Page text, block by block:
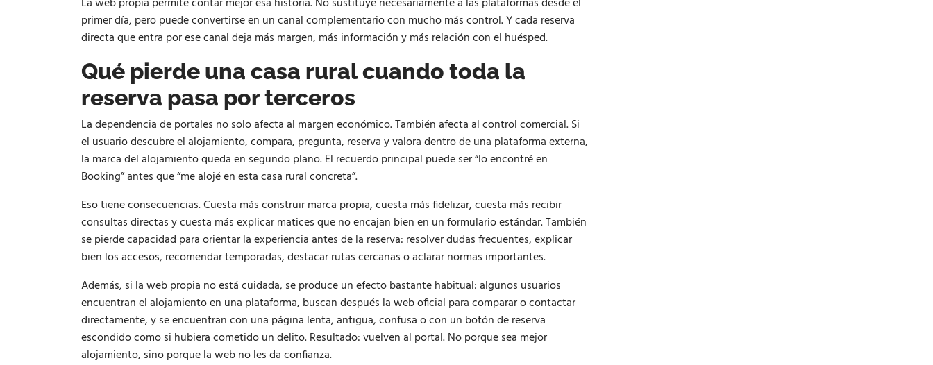
primer día, pero puede convertirse en un canal complementario con mucho más control. Y cada reserva
directa que entra por ese canal deja más margen, más información y más relación con el huésped.
Qué pierde una casa rural cuando toda la
reserva pasa por terceros
La dependencia de portales no solo afecta al margen económico. También afecta al control comercial. Si
el usuario descubre el alojamiento, compara, pregunta, reserva y valora dentro de una plataforma externa,
la marca del alojamiento queda en segundo plano. El recuerdo principal puede ser “lo encontré en
Booking” antes que “me alojé en esta casa rural concreta”.
Eso tiene consecuencias. Cuesta más construir marca propia, cuesta más fidelizar, cuesta más recibir
consultas directas y cuesta más explicar matices que no encajan bien en un formulario estándar. También
se pierde capacidad para orientar la experiencia antes de la reserva: resolver dudas frecuentes, explicar
bien los accesos, recomendar temporadas, destacar rutas cercanas o aclarar normas importantes.
Además, si la web propia no está cuidada, se produce un efecto bastante habitual: algunos usuarios
encuentran el alojamiento en una plataforma, buscan después la web oficial para comparar o contactar
directamente, y se encuentran con una página lenta, antigua, confusa o con un botón de reserva
escondido como si hubiera cometido un delito. Resultado: vuelven al portal. No porque sea mejor
alojamiento, sino porque la web no les da confianza.